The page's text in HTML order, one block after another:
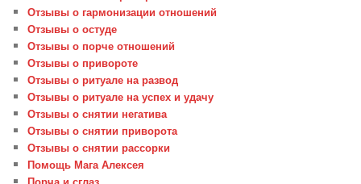
Отзывы о гармонизации отношений
Отзывы о остуде
Отзывы о порче отношений
Отзывы о привороте
Отзывы о ритуале на развод
Отзывы о ритуале на успех и удачу
Отзывы о снятии негатива
Отзывы о снятии приворота
Отзывы о снятии рассорки
Помощь Мага Алексея